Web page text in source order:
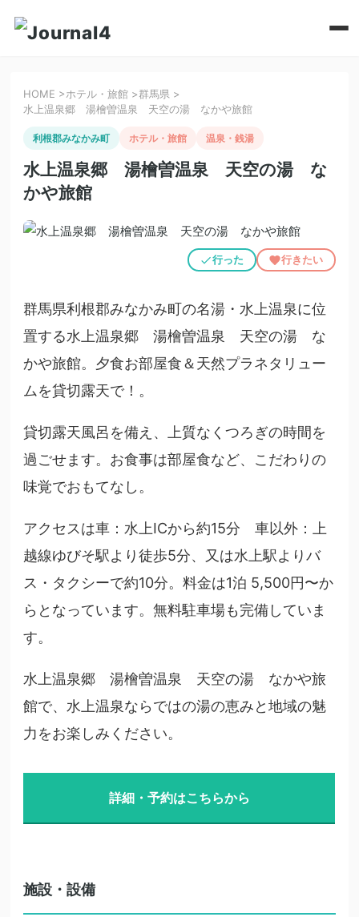
HOME >ホテル・旅館 >群馬県 >
水上温泉郷 湯檜曽温泉 天空の湯 なかや旅館
利根郡みなかみ町 ホテル・旅館 温泉・銭湯
水上温泉郷 湯檜曽温泉 天空の湯 な
かや旅館
行った 行きたい
群馬県利根郡みなかみ町の名湯・水上温泉に位
置する水上温泉郷 湯檜曽温泉 天空の湯 な
かや旅館。夕食お部屋食＆天然プラネタリュー
ムを貸切露天で！。
貸切露天風呂を備え、上質なくつろぎの時間を
過ごせます。お食事は部屋食など、こだわりの
味覚でおもてなし。
アクセスは車：水上ICから約15分 車以外：上
越線ゆびそ駅より徒歩5分、又は水上駅よりバ
ス・タクシーで約10分。料金は1泊 5,500円〜か
らとなっています。無料駐車場も完備していま
す。
水上温泉郷 湯檜曽温泉 天空の湯 なかや旅
館で、水上温泉ならではの湯の恵みと地域の魅
力をお楽しみください。
詳細・予約はこちらから
施設・設備